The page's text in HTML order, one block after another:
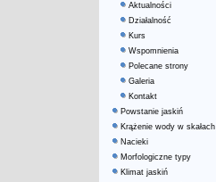
Aktualności
Działalność
Kurs
Wspomnienia
Polecane strony
Galeria
Kontakt
Powstanie jaskiń
Krążenie wody w skałach
Nacieki
Morfologiczne typy
Klimat jaskiń